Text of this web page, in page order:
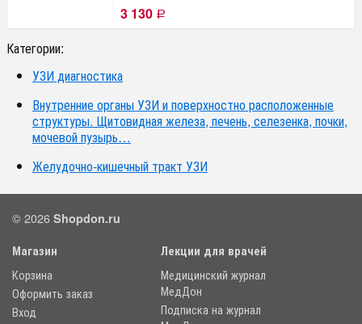
3 130 Р
Категории:
УЗИ диагностика
Внутренние органы УЗИ и поверхностно расположенные
структуры. Щитовидная железа, печень, селезенка, почки,
мочевой пузырь…
Желудочно-кишечный тракт УЗИ
© 2026 Shopdon.ru
Магазин
Корзина
Оформить заказ
Вход
Лекции для врачей
Медицинский журнал
МедДон
Подписка на журнал